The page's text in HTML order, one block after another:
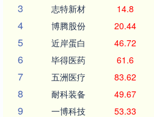
3 志特新材 14.8
4 博腾股份 20.44
5 近岸蛋白 46.72
6 毕得医药 61.6
7 五洲医疗 83.62
8 耐科装备 49.67
9 一博科技 53.33